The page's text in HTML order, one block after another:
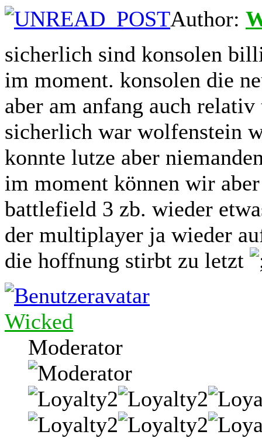
Author:
sicherlich sind konsolen
im moment. konsolen die
aber am anfang auch relativ
sicherlich war wolfenstein
konnte lutze aber
im moment können wir
battlefield 3 zb. wieder
der multiplayer ja wieder
die hoffnung stirbt zu letzt
Wicked
Moderator